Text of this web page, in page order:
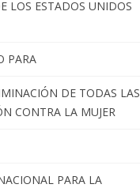
LOS ESTADOS UNIDOS
PARA
DE TODAS LAS
CONTRA LA MUJER
PARA LA